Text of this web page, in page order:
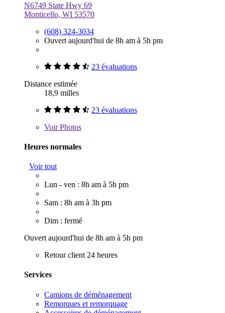
N6749 State Hwy 69
Monticello, WI 53570
(608) 324-3034
Ouvert aujourd'hui de 8h am à 5h pm
23 évaluations
Distance estimée
18,9 milles
23 évaluations
VoirPhotos
Heures normales
Voir tout
Lun - ven : 8h am à 5h pm
Sam : 8h am à 3h pm
Dim : fermé
Ouvert aujourd'hui de 8h am à 5h pm
Retour client 24 heures
Services
Camions de déménagement
Remorques et remorquage